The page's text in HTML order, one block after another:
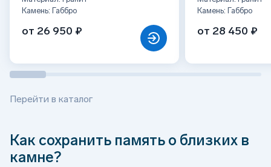
Камень: Габбро
от 26 950 ₽
Камень: Габбро
от 28 450 ₽
Перейти в каталог
Как сохранить память о близких в
камне?